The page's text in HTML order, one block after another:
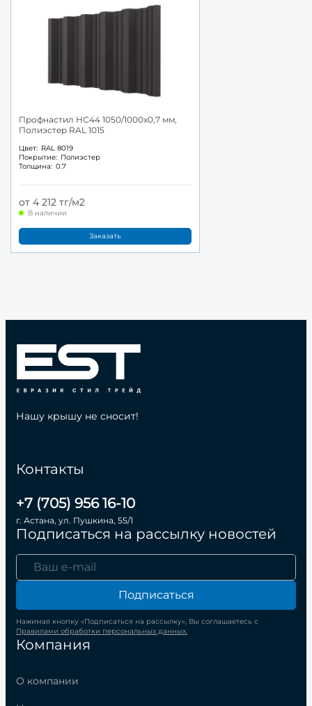
Профнастил НС44 1050/1000x0,7 мм,
Полиэстер RAL 1015
Цвет: RAL 8019
Покрытие: Полиэстер
Толщина: 0.7
от 4 212 тг/м2
В наличии
Заказать
Компания
О компании
Контакты
+7 (705) 956 16-10
г. Астана, ул. Пушкина, 55/1
Подписаться на рассылку новостей
Подписаться
Нажимая кнопку «Подписаться на рассылку», Вы соглашаетесь с
Правилами обработки персональных данных.
Нашу крышу не сносит!